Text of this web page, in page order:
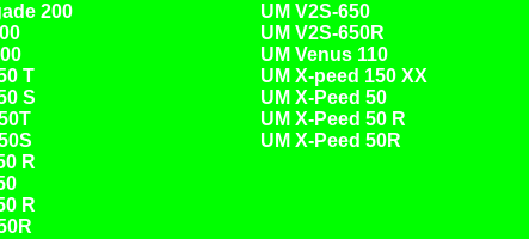
200
T
S
R
R
UM V2S-650
UM V2S-650R
UM Venus 110
UM X-peed 150 XX
UM X-Peed 50
UM X-Peed 50 R
UM X-Peed 50R